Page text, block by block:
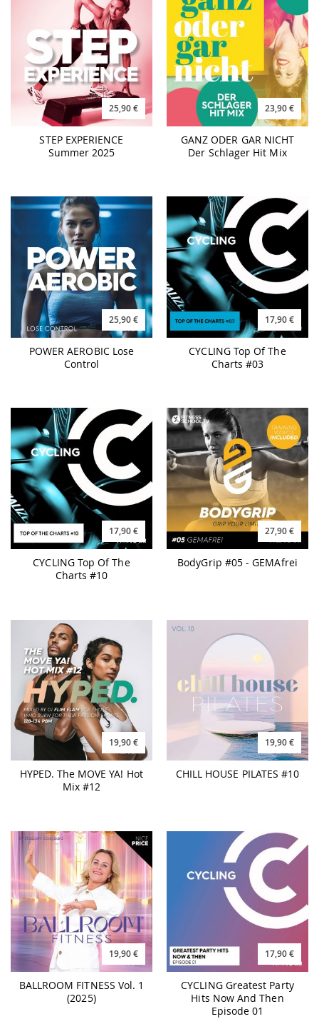
25,90 €
STEP EXPERIENCE
Summer 2025
23,90 €
GANZ ODER GAR NICHT
Der Schlager Hit Mix
25,90 €
POWER AEROBIC Lose
Control
17,90 €
CYCLING Top Of The
Charts #03
17,90 €
CYCLING Top Of The
Charts #10
27,90 €
BodyGrip #05 - GEMAfrei
19,90 €
HYPED. The MOVE YA! Hot
Mix #12
19,90 €
CHILL HOUSE PILATES #10
19,90 €
BALLROOM FITNESS Vol. 1
(2025)
17,90 €
CYCLING Greatest Party
Hits Now And Then
Episode 01